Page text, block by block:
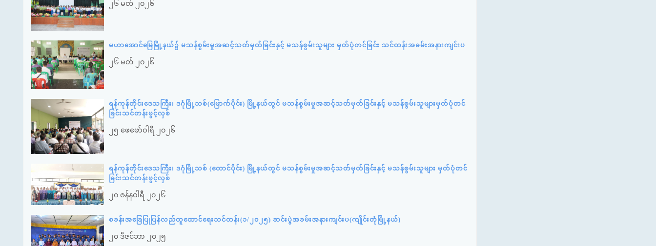
၂၆ မတ် ၂၀၂၆
မဟာအောင်မြေမြို့နယ်၌ မသန်စွမ်းမှုအဆင့်သတ်မှတ်ခြင်းနှင့် မသန်စွမ်းသူများ မှတ်ပုံတင်ခြင်း သင်တန်းအခမ်းအနားကျင်းပ
၂၆ မတ် ၂၀၂၆
ရန်ကုန်တိုင်းဒေသကြီး၊ ဒဂုံမြို့သစ်(မြောက်ပိုင်း) မြို့နယ်တွင် မသန်စွမ်းမှုအဆင့်သတ်မှတ်ခြင်းနှင့် မသန်စွမ်းသူများမှတ်ပုံတင်
ခြင်းသင်တန်းဖွင့်လှစ်
၂၅ ဖေဖော်ဝါရီ ၂၀၂၆
ရန်ကုန်တိုင်းဒေသကြီး၊ ဒဂုံမြို့သစ် (တောင်ပိုင်း) မြို့နယ်တွင် မသန်စွမ်းမှုအဆင့်သတ်မှတ်ခြင်းနှင့် မသန်စွမ်းသူများ မှတ်ပုံတင်
ခြင်းသင်တန်းဖွင့်လှစ်
၂၀ ဇန်နဝါရီ ၂၀၂၆
စခန်းအခြေပြုပြန်လည်ထူထောင်ရေးသင်တန်း(၁/၂၀၂၅) ဆင်းပွဲအခမ်းအနားကျင်းပ(ကျိုင်းတုံမြို့နယ်)
၂၀ ဒီဇင်ဘာ ၂၀၂၅